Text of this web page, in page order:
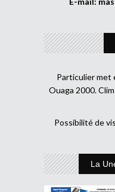
Particulier met
Ouaga 2000.
Possibilité de
La